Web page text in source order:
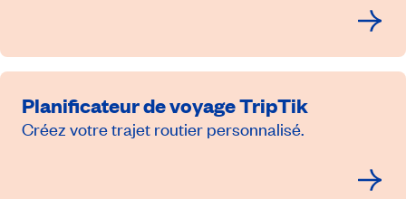
Planificateur de voyage TripTik
Créez votre trajet routier personnalisé.